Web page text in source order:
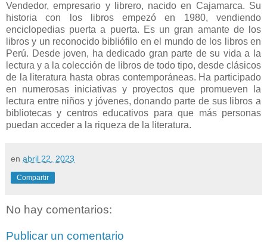
Vendedor, empresario y librero, nacido en Cajamarca. Su
historia con los libros empezó en 1980, vendiendo
enciclopedias puerta a puerta. Es un gran amante de los
libros y un reconocido bibliófilo en el mundo de los libros en
Perú. Desde joven, ha dedicado gran parte de su vida a la
lectura y a la colección de libros de todo tipo, desde clásicos
de la literatura hasta obras contemporáneas. Ha participado
en numerosas iniciativas y proyectos que promueven la
lectura entre niños y jóvenes, donando parte de sus libros a
bibliotecas y centros educativos para que más personas
puedan acceder a la riqueza de la literatura.
en abril 22, 2023
Compartir
No hay comentarios:
Publicar un comentario